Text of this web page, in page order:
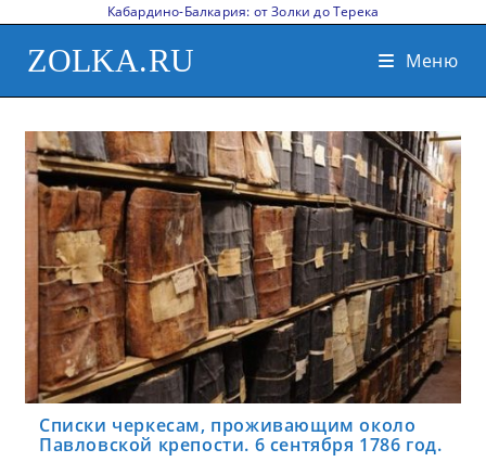
Кабардино-Балкария: от Золки до Терека
ZOLKA.RU Меню
Списки черкесам, проживающим около
Павловской крепости. 6 сентября 1786 год.